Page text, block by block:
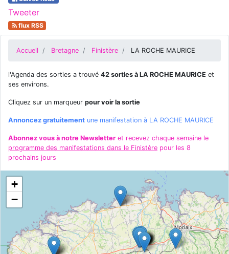
Tweeter
flux RSS
Accueil Bretagne Finistère LA ROCHE MAURICE
l'Agenda des sorties a trouvé 42 sorties à LA ROCHE MAURICE et
ses environs.
Cliquez sur un marqueur pour voir la sortie
Annoncez gratuitement une manifestation à LA ROCHE MAURICE
Abonnez vous à notre Newsletter et recevez chaque semaine le
programme des manifestations dans le Finistère pour les 8
prochains jours
+
−